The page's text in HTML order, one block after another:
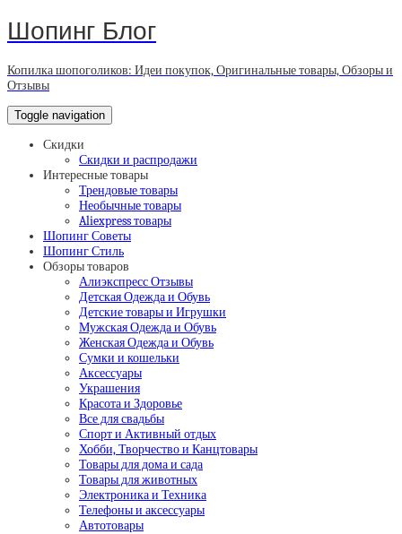
Шопинг Блог
Копилка шопоголиков: Идеи покупок, Оригинальные товары, Обзоры и
Отзывы
Toggle navigation
Скидки
Скидки и распродажи
Интересные товары
Трендовые товары
Необычные товары
Aliexpress товары
Шопинг Советы
Шопинг Стиль
Обзоры товаров
Алиэкспресс Отзывы
Детская Одежда и Обувь
Детские товары и Игрушки
Мужская Одежда и Обувь
Женская Одежда и Обувь
Сумки и кошельки
Аксессуары
Украшения
Красота и Здоровье
Все для свадьбы
Спорт и Активный отдых
Хобби, Творчество и Канцтовары
Товары для дома и сада
Товары для животных
Электроника и Техника
Телефоны и аксессуары
Автотовары